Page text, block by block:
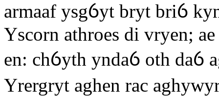
armaaf ysgỽyt bryt briỽ
Yscorn athroes di vryen;
en: chỽyth yndaỽ oth daỽ
Yrergryt aghen rac